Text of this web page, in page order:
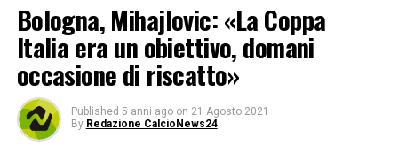
Bologna, Mihajlovic: «La Coppa
Italia era un obiettivo, domani
occasione di riscatto»
Published 5 anni ago on 21 Agosto 2021
By Redazione CalcioNews24